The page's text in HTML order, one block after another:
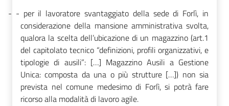
- - per il lavoratore svantaggiato della sede di Forlì, in
considerazione della mansione amministrativa svolta,
qualora la scelta dell’ubicazione di un magazzino (art.1
del capitolato tecnico “definizioni, profili organizzativi, e
tipologie di ausili”: […] Magazzino Ausili a Gestione
Unica: composta da una o più strutture […]) non sia
prevista nel comune medesimo di Forlì, si potrà fare
ricorso alla modalità di lavoro agile.